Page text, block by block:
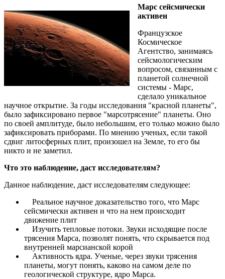
Марс сейсмически
активен
Французское
Космическое
Агентство, занимаясь
сейсмологическим
вопросом, связанным с
планетой солнечной
системы - Марс,
сделало уникальное
научное открытие. За годы исследования "красной планеты",
было зафиксировано первое "марсотрясение" планеты. Оно
по своей амплитуде, было небольшим, его только можно было
зафиксировать приборами. По мнению ученых, если такой
сдвиг литосферных плит, произошел на Земле, то его бы
никто и не заметил.
Что это наблюдение, даст исследователям?
Данное наблюдение, даст исследователям следующее:
Реальное научное доказательство того, что Марс
сейсмически активен и что на нем происходит
движение плит
Изучить тепловые потоки. Звуки исходящие после
трясения Марса, позволят понять, что скрывается под
внутренней марсианской корой
Активность ядра. Ученые, через звуки трясения
планеты, могут понять, каково на самом деле по
геологической структуре, ядро Марса.